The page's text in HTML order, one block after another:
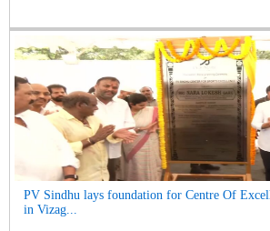
PV Sindhu lays foundation for Centre Of
in Vizag...